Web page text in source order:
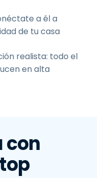
a él a
de tu casa
realista: todo el
en alta
con